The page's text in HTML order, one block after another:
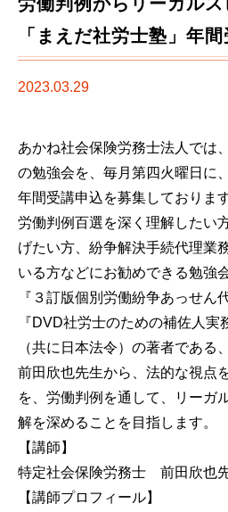
「まえだ社労士塾」年
2023.03.29
あかね社会保険労務士法人では
の勉強会を、毎月第四火曜日に
年間受講申込を募集しております
労働判例百選を深く理解したい
げたい方、紛争解決手続代理業
いる方などにお勧めできる勉強
『３訂版個別労働紛争あっせん
『DVD社労士のための補佐人実
（共に日本法令）の著者であ
前田欣也先生から、法的な視点
を、労働判例を通して、リーガ
解を深めることを目指します。
【講師】
特定社会保険労務士 前田欣也
【講師プロフィール】